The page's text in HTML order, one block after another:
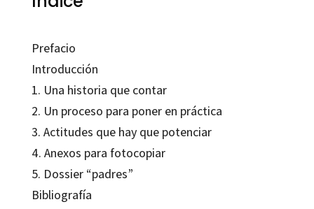
Prefacio
Introducción
1. Una historia que contar
2. Un proceso para poner en práctica
3. Actitudes que hay que potenciar
4. Anexos para fotocopiar
5. Dossier “padres”
Bibliografía